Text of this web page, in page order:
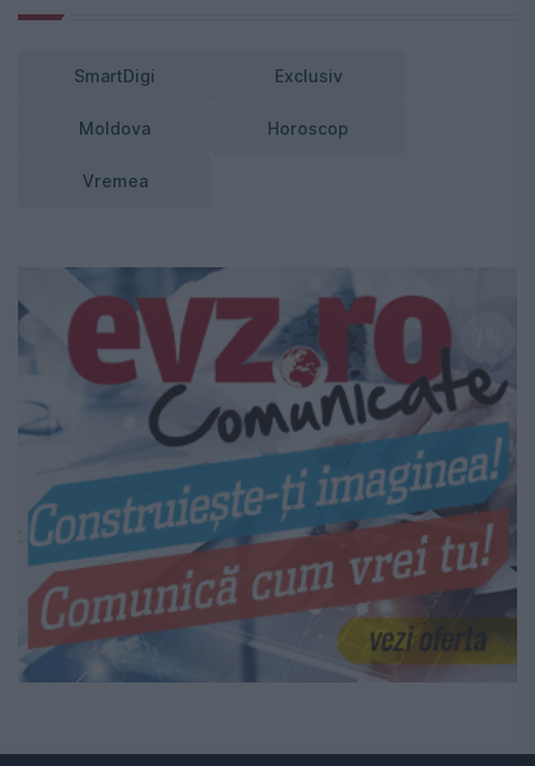
SmartDigi Exclusiv
Moldova Horoscop
Vremea